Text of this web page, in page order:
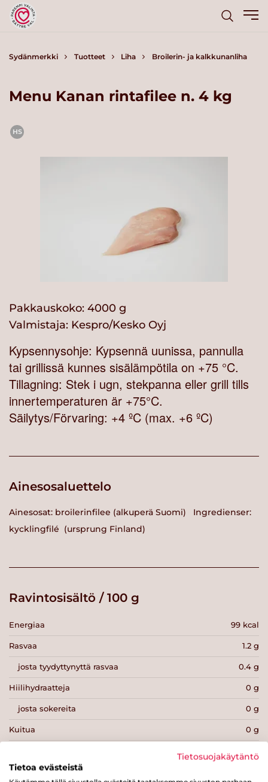
Sydänmerkki Tuotteet Liha Broilerin- ja kalkkunanliha
Menu Kanan rintafilee n. 4 kg
HS
Pakkauskoko: 4000 g
Valmistaja: Kespro/Kesko Oyj
Kypsennysohje: Kypsennä uunissa, pannulla
tai grillissä kunnes sisälämpötila on +75 °C.
Tillagning: Stek i ugn, stekpanna eller grill tills
innertemperaturen är +75°C.
Säilytys/Förvaring: +4 ºC (max. +6 ºC)
Ainesosaluettelo
Ainesosat: broilerinfilee (alkuperä Suomi) Ingredienser:
kycklingfilé (ursprung Finland)
Ravintosisältö / 100 g
Energiaa 99 kcal
Rasvaa 1.2 g
josta tyydyttynyttä rasvaa 0.4 g
Hiilihydraatteja 0 g
josta sokereita 0 g
Kuitua 0 g
Suolaa
Tietosuojakäytäntö
Tietoa evästeistä